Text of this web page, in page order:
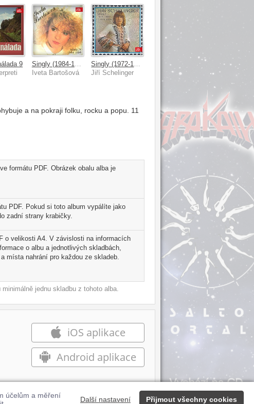
Další nastavení Přijmout všechny cookies
účelům a měření
9
Iveta Bartošová
Jiří Schelinger
a na pokraji folku, rocku a popu. 11
formátu PDF. Obrázek obalu alba je
PDF. Pokud si toto album vypálíte jako
zadní strany krabičky.
o velikosti A4. V závislosti na informacích
o albu a jednotlivých skladbách,
místa nahrání pro každou ze skladeb.
jednu skladbu z tohoto alba.
iOS aplikace
Android aplikace